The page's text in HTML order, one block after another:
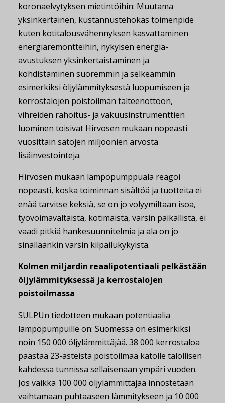
koronaelvytyksen mietintöihin: Muutama
yksinkertainen, kustannustehokas toimenpide
kuten kotitalousvähennyksen kasvattaminen
energiaremontteihin, nykyisen energia-
avustuksen yksinkertaistaminen ja
kohdistaminen suoremmin ja selkeämmin
esimerkiksi öljylämmityksestä luopumiseen ja
kerrostalojen poistoilman talteenottoon,
vihreiden rahoitus- ja vakuusinstrumenttien
luominen toisivat Hirvosen mukaan nopeasti
vuosittain satojen miljoonien arvosta
lisäinvestointeja.
Hirvosen mukaan lämpöpumppuala reagoi
nopeasti, koska toiminnan sisältöä ja tuotteita ei
enää tarvitse keksiä, se on jo volyymiltaan isoa,
työvoimavaltaista, kotimaista, varsin paikallista, ei
vaadi pitkiä hankesuunnitelmia ja ala on jo
sinälläänkin varsin kilpailukykyistä.
Kolmen miljardin reaalipotentiaali pelkästään
öljylämmityksessä ja kerrostalojen
poistoilmassa
SULPUn tiedotteen mukaan potentiaalia
lämpöpumpuille on: Suomessa on esimerkiksi
noin 150 000 öljylämmittäjää. 38 000 kerrostaloa
päästää 23-asteista poistoilmaa katolle talollisen
kahdessa tunnissa sellaisenaan ympäri vuoden.
Jos vaikka 100 000 öljylämmittäjää innostetaan
vaihtamaan puhtaaseen lämmitykseen ja 10 000